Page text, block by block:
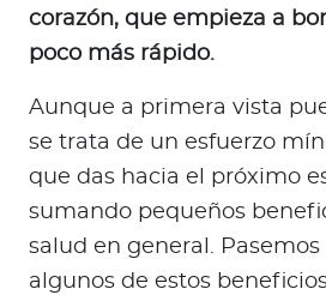
corazón, que empieza a
poco más rápido.
Aunque a primera vista
se trata de un esfuerzo
que das hacia el próximo
sumando pequeños
salud en general. Pasemos
algunos de estos